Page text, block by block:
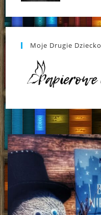
Moje Drugie Dziecko